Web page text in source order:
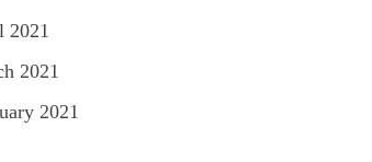
2021
2021
2021